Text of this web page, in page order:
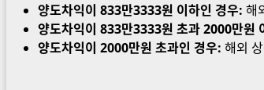
양도차익이 833만3333원 이하인 경우: 해
양도차익이 833만3333원 초과 2000만원
양도차익이 2000만원 초과인 경우: 해외